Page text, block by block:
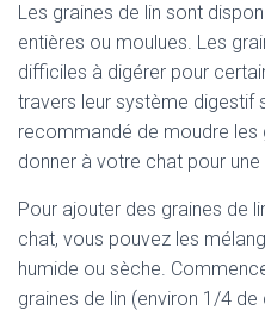
Les graines de lin sont
entières ou moulues. Les
difficiles à digérer pour
travers leur système digestif
recommandé de moudre les
donner à votre chat pour
Pour ajouter des graines de
chat, vous pouvez les
humide ou sèche.
graines de lin (environ 1/4